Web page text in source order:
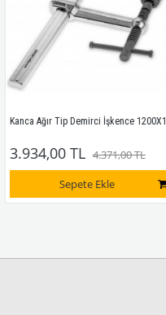
Kanca Ağır Tip Demirci İşkence 1200X140
3.934,00 TL 4.371,00 TL
Sepete Ekle